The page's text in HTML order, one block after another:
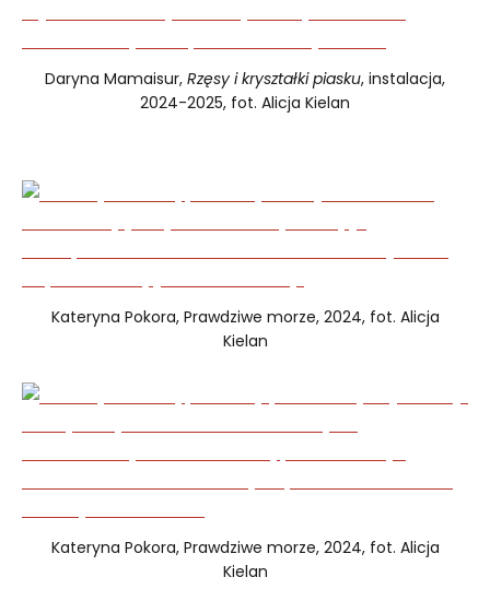
Daryna Mamaisur, Rzęsy i kryształki piasku, instalacja,
2024-2025, fot. Alicja Kielan
Kateryna Pokora, Prawdziwe morze, 2024, fot. Alicja
Kielan
Kateryna Pokora, Prawdziwe morze, 2024, fot. Alicja
Kielan